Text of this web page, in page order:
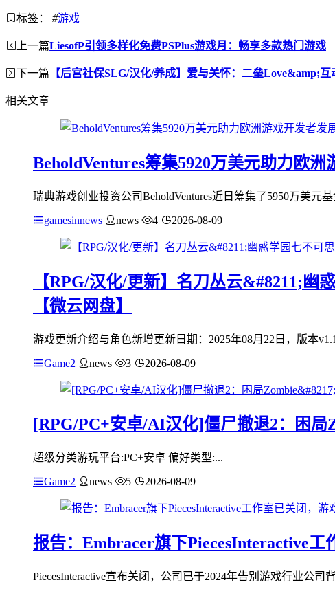
标签： #游戏
上一篇LiesofP引领多样化免费PSPlus游戏月：畅享多款热门游戏
下一篇 【后宫社保SLG/汉化/养成】爱与关怀：二垒Love&amp;互
相关文章
BeholdVentures筹集5920万美元助力欧洲
瑞典游戏创业投资公司BeholdVentures近日筹集了5950万美元
gamesinnews news 4 2026-08-09
【RPG/汉化/更新】名刀丛云&#8211;幽
【微云网盘】
游戏更新介绍与角色新增更新日期：2025年08月22日，版本
Game2 news 3 2026-08-09
[RPG/PC+安卓/AI汉化]僵尸撤退2：困
超级分类游玩平台:PC+安卓 偏好类型:...
Game2 news 5 2026-08-09
报告：Embracer旗下PiecesInteractive工
PiecesInteractive宣布关闭，公司已于2024年告别游戏行业公司